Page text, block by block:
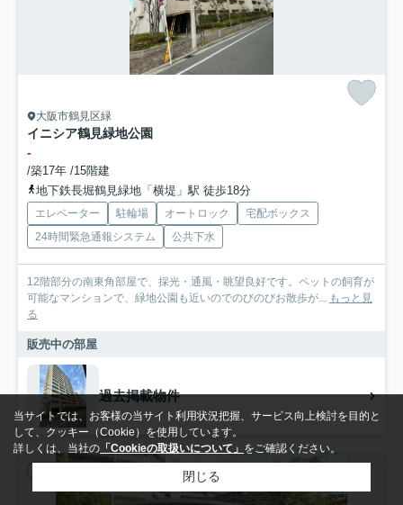
大阪市鶴見区緑
イニシア鶴見緑地公園
-
/築17年 /15階建
地下鉄長堀鶴見緑地「横堤」駅 徒歩18分
エレベーター 駐輪場 オートロック
宅配ボックス
24時間緊急通報システム
公共下水
12階部分の南東角部屋で、採光・通風・眺望良好です。ペットの飼育が
可能なマンションで、緑地公園も近いのでのびのびお散歩が...
もっと見
る
販売中の部屋
過去掲載物件
当サイトでは、お客様の当サイト利用状況把握、サービス向上検討を目的と
して、クッキー（Cookie）を使用しています。
詳しくは、当社の 「Cookieの取扱いについて」 をご確認ください。
閉じる